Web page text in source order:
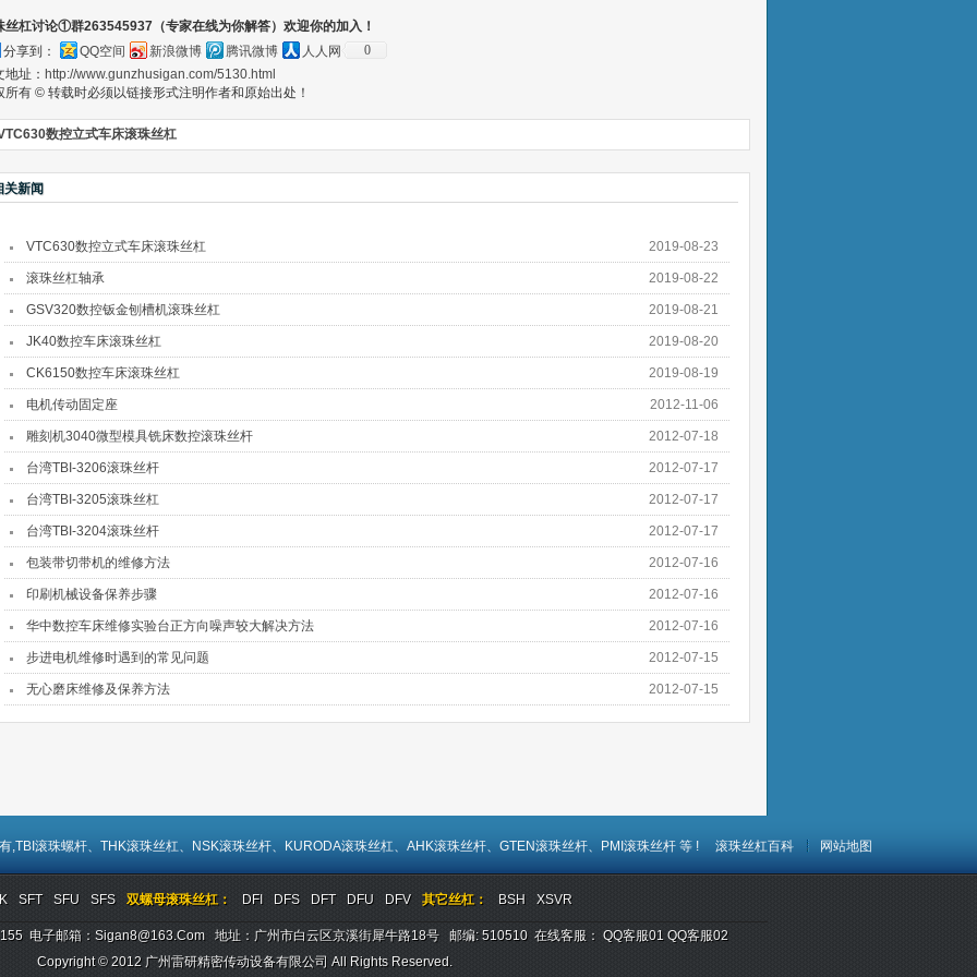
丝杠讨论①群263545937（专家在线为你解答）欢迎你的加入！
分享到：
QQ空间 新浪微博 腾讯微博 人人网
0
地址： http://www.gunzhusigan.com/5130.html
所有 © 转载时必须以链接形式注明作者和原始出处！
数控立式车床滚珠丝杠
关新闻
2019-08-23
VTC630数控立式车床滚珠丝杠
2019-08-22
滚珠丝杠轴承
2019-08-21
GSV320数控钣金刨槽机滚珠丝杠
2019-08-20
JK40数控车床滚珠丝杠
2019-08-19
CK6150数控车床滚珠丝杠
2012-11-06
电机传动固定座
2012-07-18
雕刻机3040微型模具铣床数控滚珠丝杆
2012-07-17
台湾TBI-3206滚珠丝杆
2012-07-17
台湾TBI-3205滚珠丝杠
2012-07-17
台湾TBI-3204滚珠丝杆
2012-07-16
包装带切带机的维修方法
2012-07-16
印刷机械设备保养步骤
2012-07-16
华中数控车床维修实验台正方向噪声较大解决方法
2012-07-15
步进电机维修时遇到的常见问题
2012-07-15
无心磨床维修及保养方法
有,TBI 滚珠螺杆、 THK滚珠丝杠、 NSK滚珠丝杆、 KURODA滚珠丝杠、 AHK滚珠丝杆、 GTEN滚珠丝杆、 PMI滚珠丝杆 等 ! 滚珠丝杠百科 网站地图
SFT SFU SFS 双螺母滚珠丝杠： DFI DFS DFT DFU DFV 其它丝杠： BSH XSVR
电子邮箱：sigan8@163.com 地址：广州市白云区京溪街犀牛路18号 邮编: 510510 在线客服： QQ客服01 QQ客服02
Copyright © 2012 广州雷研精密传动设备有限公司 All Rights Reserved.